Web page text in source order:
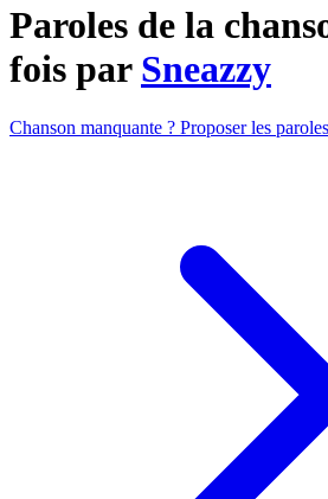
Paroles de la
fois par Sneazzy
Chanson manquante ? Proposer les paroles